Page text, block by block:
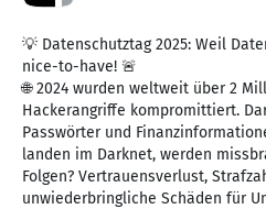
💡 Datenschutztag 2025: Weil
nice-to-have! 🚨
🌐 2024 wurden weltweit über 2
Hackerangriffe kompromittiert.
Passwörter und
landen im Darknet, werden
Folgen? Vertrauensverlust,
unwiederbringliche Schäden für